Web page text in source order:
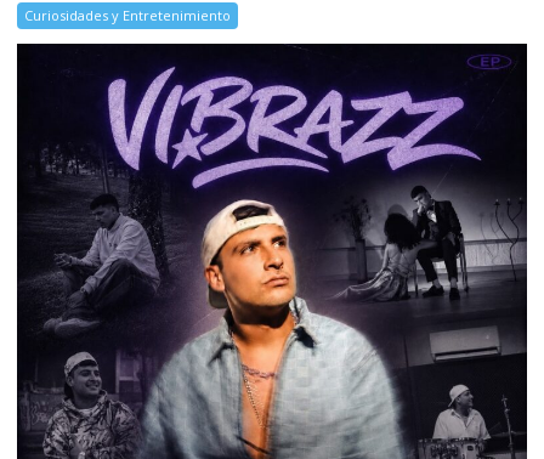
Curiosidades y Entretenimiento